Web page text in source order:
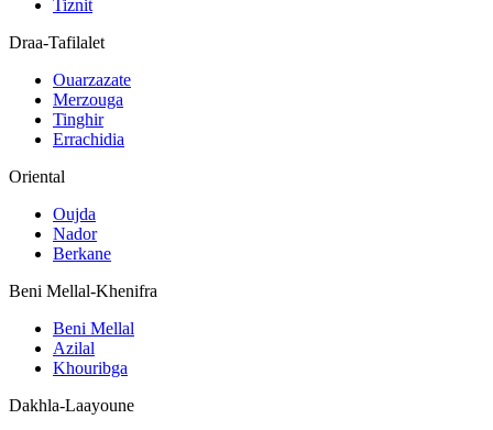
Tiznit
Draa-Tafilalet
Ouarzazate
Merzouga
Tinghir
Errachidia
Oriental
Oujda
Nador
Berkane
Beni Mellal-Khenifra
Beni Mellal
Azilal
Khouribga
Dakhla-Laayoune